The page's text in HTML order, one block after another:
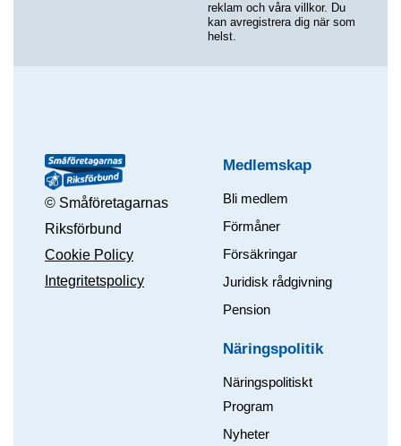
reklam och våra villkor. Du
kan avregistrera dig när som
helst.
© Småföretagarnas
Riksförbund
Cookie Policy
Integritetspolicy
Medlemskap
Bli medlem
Förmåner
Försäkringar
Juridisk rådgivning
Pension
Näringspolitik
Näringspolitiskt
Program
Nyheter